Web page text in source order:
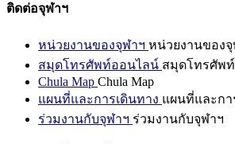
ติดต่อจุฬาฯ
หน่วยงานของจุฬาฯ หน่วยงานของจุ
สมุดโทรศัพท์ออนไลน์ สมุดโทรศัพ
Chula Map Chula Map
แผนที่และการเดินทาง แผนที่และกา
ร่วมงานกับจุฬาฯ ร่วมงานกับจุฬาฯ